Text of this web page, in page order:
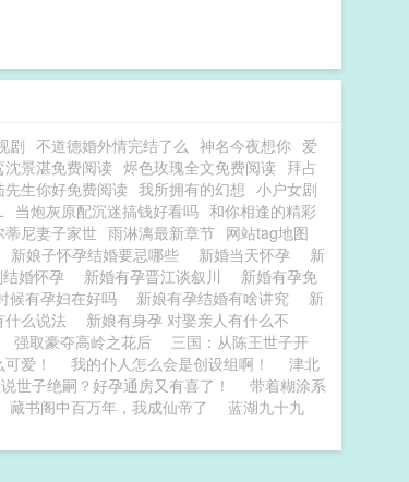
剧 不道德婚外情完结了么 神名今夜想你 爱
沈景湛免费阅读 烬色玫瑰全文免费阅读 拜占
先生你好免费阅读 我所拥有的幻想 小户女剧
当炮灰原配沉迷搞钱好看吗 和你相逢的精彩
蒂尼妻子家世 雨淋漓最新章节 网站tag地图
新娘子怀孕结婚要忌哪些 新婚当天怀孕
新
结婚怀孕 新婚有孕晋江谈叙川
新婚有孕免
候有孕妇在好吗 新娘有孕结婚有啥讲究
新
什么说法
新娘有身孕 对娶亲人有什么不
强取豪夺高岭之花后
三国：从陈王世子开
爱！ 我的仆人怎么会是创设组啊！
津北
世子绝嗣？好孕通房又有喜了！
带着糊涂系
藏书阁中百万年，我成仙帝了
蓝湖九十九